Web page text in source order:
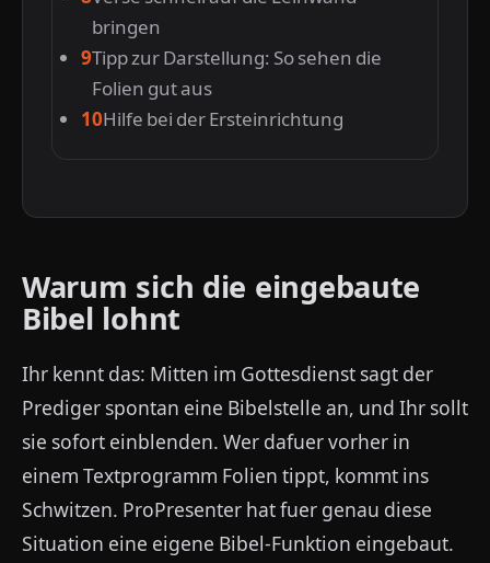
bringen
Tipp zur Darstellung: So sehen die
Folien gut aus
Hilfe bei der Ersteinrichtung
Warum sich die eingebaute
Bibel lohnt
Ihr kennt das: Mitten im Gottesdienst sagt der
Prediger spontan eine Bibelstelle an, und Ihr sollt
sie sofort einblenden. Wer dafuer vorher in
einem Textprogramm Folien tippt, kommt ins
Schwitzen. ProPresenter hat fuer genau diese
Situation eine eigene Bibel-Funktion eingebaut.